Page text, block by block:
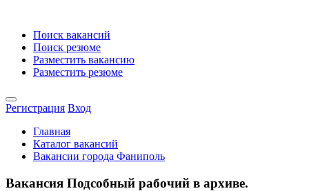
Поиск вакансий
Поиск резюме
Разместить вакансию
Разместить резюме
Регистрация Вход
Главная
Каталог вакансий
Вакансии города Фаниполь
Вакансия Подсобный рабочий в архиве.